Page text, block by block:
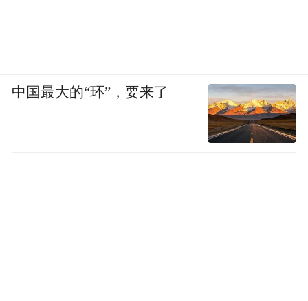
中国最大的“环”，要来了